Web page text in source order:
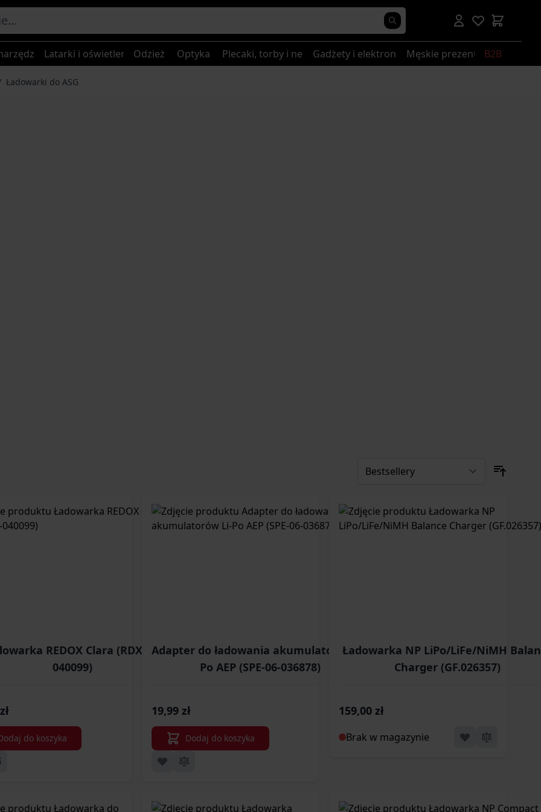
Latarki i oświetlenieOdzież Optyka Plecaki, torby i nerkiGadżety i elektronikaMęskie prezenty B2B
Ładowarki do ASG
REDOX Clara (RDX-06-
040099)
do koszyka
Adapter do ładowania akumulatorów Li-
Po AEP (SPE-06-036878)
19,99 zł
Dodaj do koszyka
Ładowarka NP LiPo/LiFe/NiMH
Charger (GF.026357)
159,00 zł
Brak w magazynie